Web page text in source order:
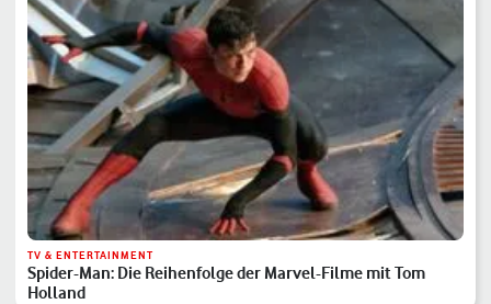
TV & ENTERTAINMENT
Spider-Man: Die Reihenfolge der Marvel-Filme mit Tom
Holland